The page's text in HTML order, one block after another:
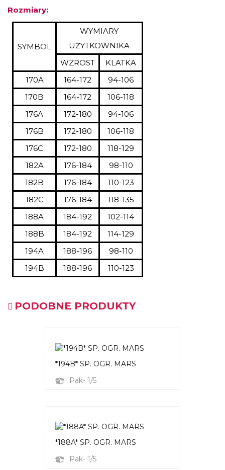
Rozmiary:
SYMBOL
WYMIARY
UŻYTKOWNIKA
WZROST
KLATKA
170A
164-172
94-106
170B
164-172
106-118
176A
172-180
94-106
176B
172-180
106-118
176C
172-180
118-129
182A
176-184
98-110
182B
176-184
110-123
182C
176-184
118-135
188A
184-192
102-114
188B
184-192
114-129
194A
188-196
98-110
194B
188-196 110-123
PODOBNE PRODUKTY
*194B* SP. OGR. MARS
Pak- 1/5
*188A* SP. OGR. MARS
Pak- 1/5